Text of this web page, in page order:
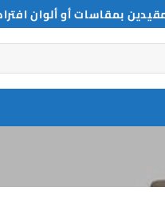
بمقاسات أو ألوان